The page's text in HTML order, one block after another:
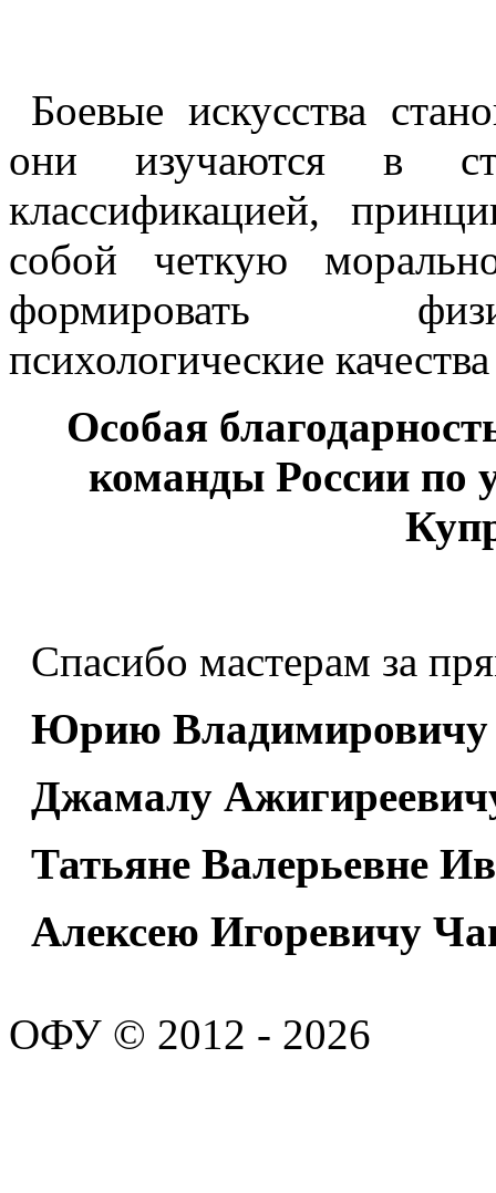
Боевые искусства
они изучаются в
классификацией,
собой четкую
формировать
психологические
Особая
команды России по
Спасибо мастерам за
Юрию Владимировичу
Джамалу
Татьяне Валерьевне
Алексею Игоревичу
ОФУ © 2012 - 2026